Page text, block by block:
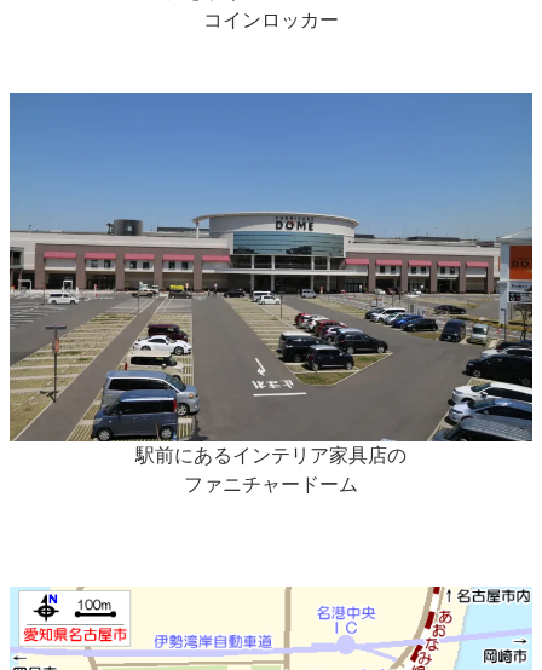
コインロッカー
駅前にあるインテリア家具店の
ファニチャードーム